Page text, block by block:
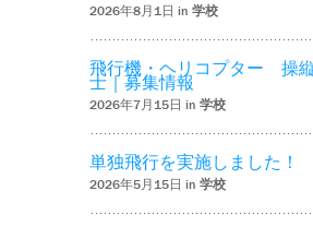
2026年8月1日 in 学校
飛行機・ヘリコプター 操
士｜募集情報
2026年7月15日 in 学校
単独飛行を実施しました！
2026年5月15日 in 学校